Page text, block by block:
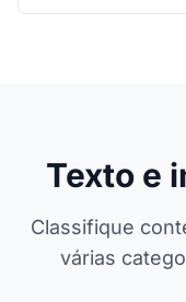
Texto e
Classifique
várias